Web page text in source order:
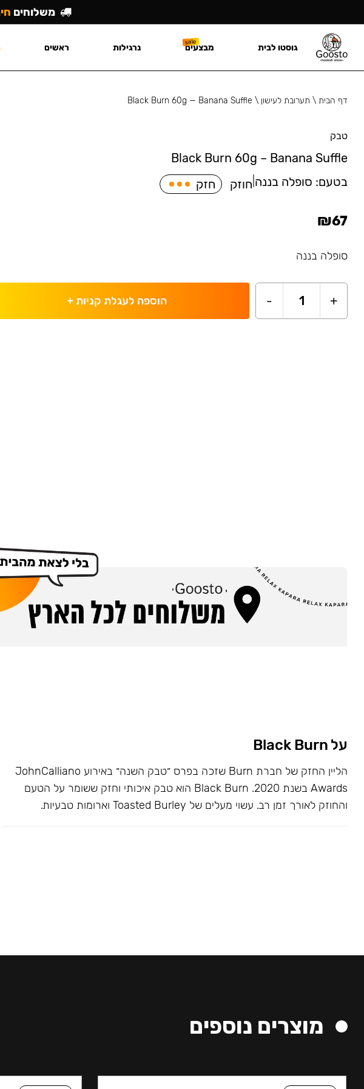
דף הבית\ תערובת לעישון \
Black Burn 60g — Banana Suffle
טבק
Black Burn 60g – Banana Suffle
בטעם: סופלה בננה חוזק חזק
₪67
סופלה בננה
+
1
- הוספה לעגלת קניות+
על Black Burn
הליין החזק של חברת Burn שזכה בפרס ״טבק השנה״ באירוע JohnCalliano
Awards בשנת 2020. Black Burn הוא טבק איכותי וחזק ששומר על הטעם
והחוזק לאורך זמן רב. עשוי מעלים של Toasted Burley וארומות טבעיות.
מוצרים נוספים
משלוחים
גוסטו לבית מבצעים נרגילות ראשים